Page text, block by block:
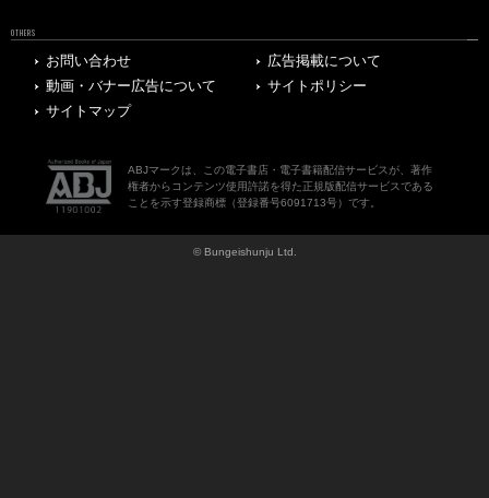
OTHERS
お問い合わせ
広告掲載について
動画・バナー広告について
サイトポリシー
サイトマップ
ABJマークは、この電子書店・電子書籍配信サービスが、著作
権者からコンテンツ使用許諾を得た正規版配信サービスである
ことを示す登録商標（登録番号6091713号）です。
© Bungeishunju Ltd.